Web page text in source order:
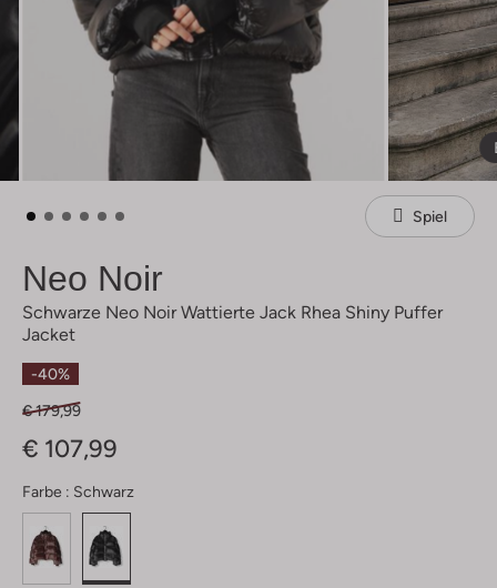
Spiel
Neo Noir
Schwarze Neo Noir Wattierte Jack Rhea Shiny Puffer
Jacket
-40%
€ 179,99
€ 107,99
Farbe : Schwarz